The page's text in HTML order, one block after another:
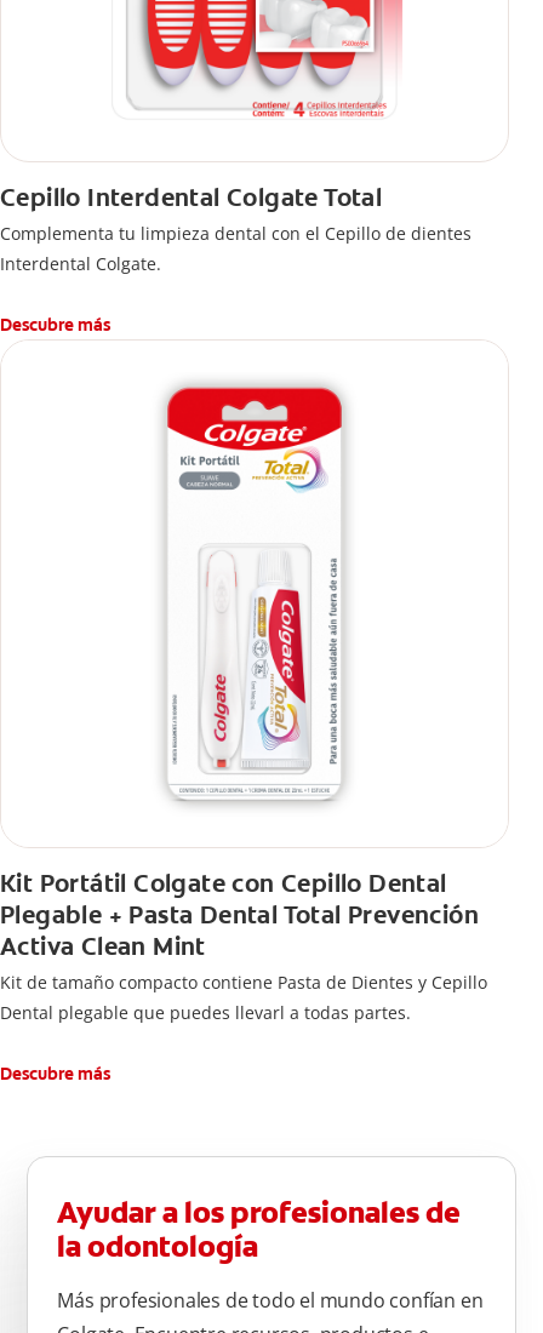
Cepillo Interdental Colgate Total
Complementa tu limpieza dental con el Cepillo de dientes
Interdental Colgate.
Descubre más
Kit Portátil Colgate con Cepillo Dental
Plegable + Pasta Dental Total Prevención
Activa Clean Mint
Kit de tamaño compacto contiene Pasta de Dientes y Cepillo
Dental plegable que puedes llevarl a todas partes.
Descubre más
Ayudar a los profesionales de
la odontología
Más profesionales de todo el mundo confían en